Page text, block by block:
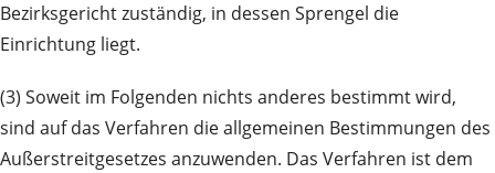
Bezirksgericht zuständig, in dessen Spren­gel die
Einrichtung liegt.
(3) Soweit im Folgenden nichts anderes bestimmt wird,
sind auf das Verfahren die allgemeinen Be­stim­mungen des
Außerstreitgesetzes anzuwenden. Das Verfahren ist dem